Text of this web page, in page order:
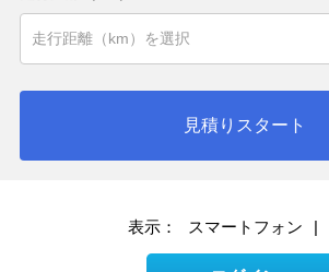
見積りスタート
表示： スマートフォン |